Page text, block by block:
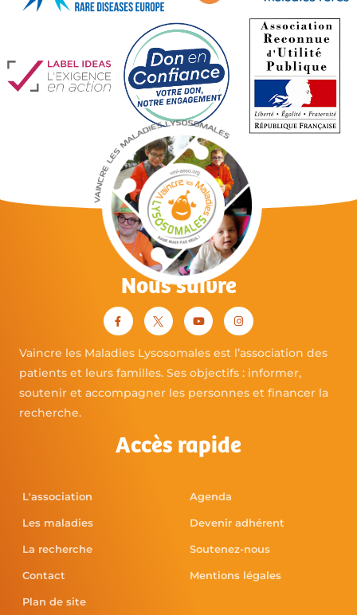
Nous suivre
Vaincre les Maladies Lysosomales est l’association des
patients et leurs familles. Ses objectifs : informer,
soutenir et accompagner les personnes et financer la
recherche.
Accès rapide
L'association
Les maladies
La recherche
Contact
Plan de site
Agenda
Devenir adhérent
Soutenez-nous
Mentions légales